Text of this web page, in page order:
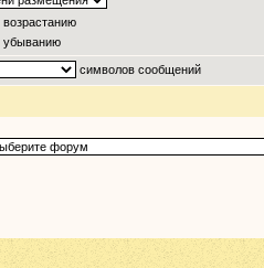
символов сообщений